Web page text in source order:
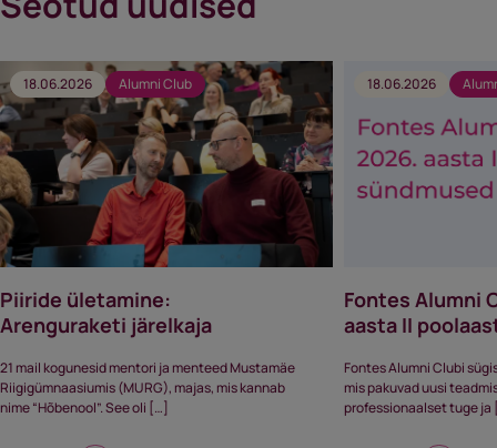
18.06.2026 Alumni Club
Piiride ületamine:
Arenguraketi järelkaja
21 mail kogunesid mentori ja menteed Mustamäe
Riigigümnaasiumis (MURG), majas, mis kannab
nime “Hõbenool”. See oli […]
18.06.2026
Fontes Alumni
aasta II
Fontes Alumni Clubi
mis pakuvad uusi
professionaalset tuge